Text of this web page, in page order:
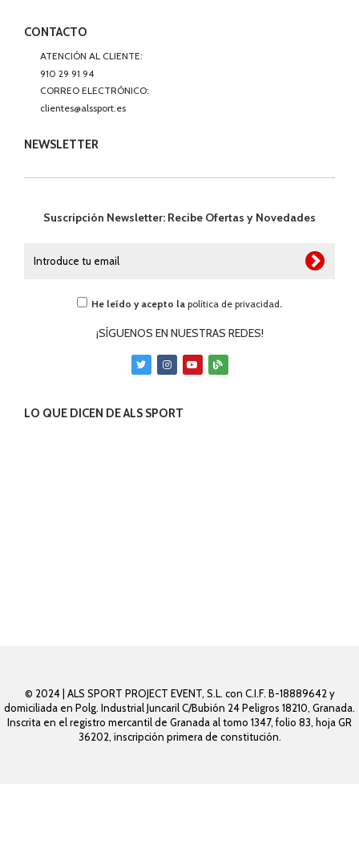
CONTACTO
ATENCIÓN AL CLIENTE:
910 29 91 94
CORREO ELECTRÓNICO:
clientes@alssport.es
NEWSLETTER
Suscripción Newsletter: Recibe Ofertas y Novedades
He leído y acepto la política de privacidad.
¡SÍGUENOS EN NUESTRAS REDES!
LO QUE DICEN DE ALS SPORT
© 2024 | ALS SPORT PROJECT EVENT, S.L. con C.I.F. B-18889642 y
domiciliada en Polg. Industrial Juncaril C/Bubión 24 Peligros 18210, Granada.
Inscrita en el registro mercantil de Granada al tomo 1347, folio 83, hoja GR
36202, inscripción primera de constitución.